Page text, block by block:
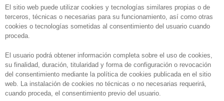
El sitio web puede utilizar cookies y tecnologías similares propias o de
terceros, técnicas o necesarias para su funcionamiento, así como otras
cookies o tecnologías sometidas al consentimiento del usuario cuando
proceda.
El usuario podrá obtener información completa sobre el uso de cookies,
su finalidad, duración, titularidad y forma de configuración o revocación
del consentimiento mediante la política de cookies publicada en el sitio
web. La instalación de cookies no técnicas o no necesarias requerirá,
cuando proceda, el consentimiento previo del usuario.